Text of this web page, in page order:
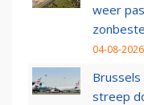
weer
04-08-
streep